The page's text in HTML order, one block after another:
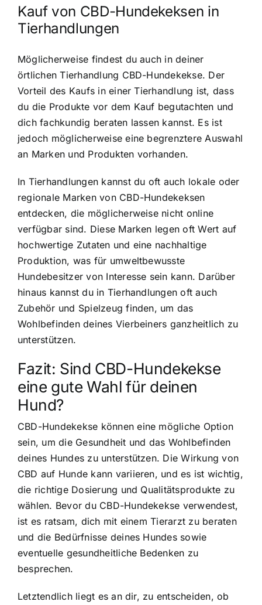
Kauf von CBD-Hundekeksen in
Tierhandlungen
Möglicherweise findest du auch in deiner
örtlichen Tierhandlung CBD-Hundekekse. Der
Vorteil des Kaufs in einer Tierhandlung ist, dass
du die Produkte vor dem Kauf begutachten und
dich fachkundig beraten lassen kannst. Es ist
jedoch möglicherweise eine begrenztere Auswahl
an Marken und Produkten vorhanden.
In Tierhandlungen kannst du oft auch lokale oder
regionale Marken von CBD-Hundekeksen
entdecken, die möglicherweise nicht online
verfügbar sind. Diese Marken legen oft Wert auf
hochwertige Zutaten und eine nachhaltige
Produktion, was für umweltbewusste
Hundebesitzer von Interesse sein kann. Darüber
hinaus kannst du in Tierhandlungen oft auch
Zubehör und Spielzeug finden, um das
Wohlbefinden deines Vierbeiners ganzheitlich zu
unterstützen.
Fazit: Sind CBD-Hundekekse
eine gute Wahl für deinen
Hund?
CBD-Hundekekse können eine mögliche Option
sein, um die Gesundheit und das Wohlbefinden
deines Hundes zu unterstützen. Die Wirkung von
CBD auf Hunde kann variieren, und es ist wichtig,
die richtige Dosierung und Qualitätsprodukte zu
wählen. Bevor du CBD-Hundekekse verwendest,
ist es ratsam, dich mit einem Tierarzt zu beraten
und die Bedürfnisse deines Hundes sowie
eventuelle gesundheitliche Bedenken zu
besprechen.
Letztendlich liegt es an dir, zu entscheiden, ob